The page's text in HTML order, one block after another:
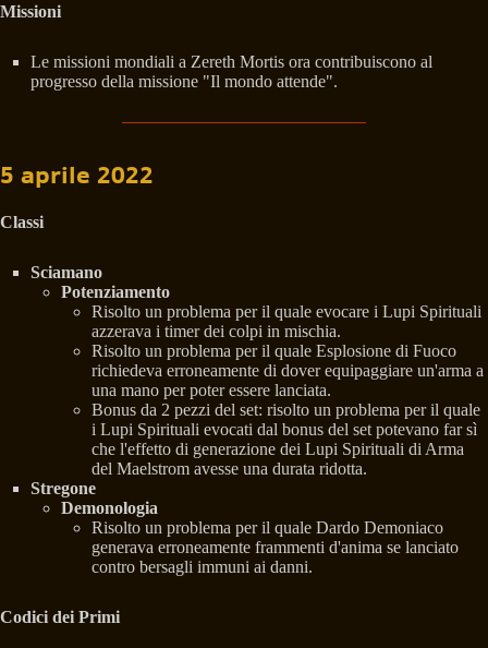
Missioni
Le missioni mondiali a Zereth Mortis ora contribuiscono al
progresso della missione "Il mondo attende".
5 aprile 2022
Classi
Sciamano
Potenziamento
Risolto un problema per il quale evocare i Lupi Spirituali
azzerava i timer dei colpi in mischia.
Risolto un problema per il quale Esplosione di Fuoco
richiedeva erroneamente di dover equipaggiare un'arma a
una mano per poter essere lanciata.
Bonus da 2 pezzi del set: risolto un problema per il quale
i Lupi Spirituali evocati dal bonus del set potevano far sì
che l'effetto di generazione dei Lupi Spirituali di Arma
del Maelstrom avesse una durata ridotta.
Stregone
Demonologia
Risolto un problema per il quale Dardo Demoniaco
generava erroneamente frammenti d'anima se lanciato
contro bersagli immuni ai danni.
Codici dei Primi